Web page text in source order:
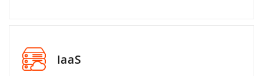
IaaS